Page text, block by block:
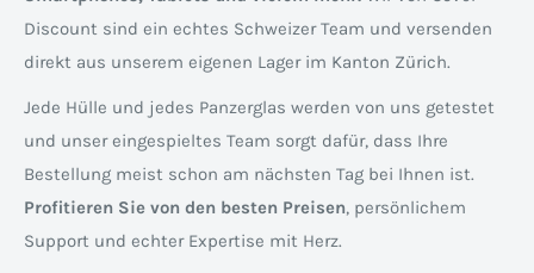
Discount sind ein echtes Schweizer Team und versenden
direkt aus unserem eigenen Lager im Kanton Zürich.
Jede Hülle und jedes Panzerglas werden von uns getestet
und unser eingespieltes Team sorgt dafür, dass Ihre
Bestellung meist schon am nächsten Tag bei Ihnen ist.
Profitieren Sie von den besten Preisen, persönlichem
Support und echter Expertise mit Herz.